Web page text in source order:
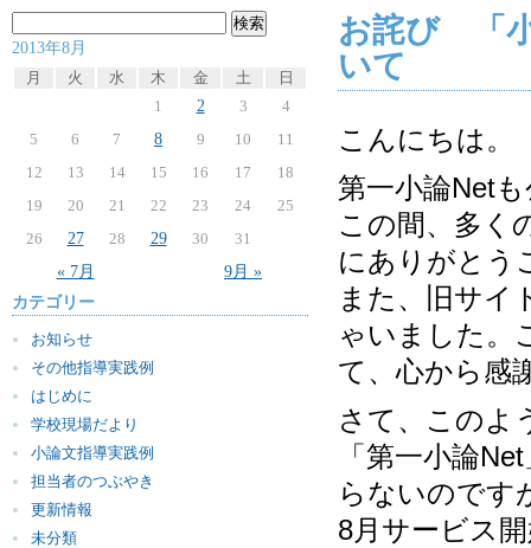
索:
2013年8月
月
火 水 木 金 土 日
« 7月 9月 »
1 2 3
4
5
6 7 8 9 10
11
12
13 14 15 16 17
18
19
20 21 22 23 24
25
26
27 28 29 30 31
カテゴリー
お知らせ
その他指導実践例
はじめに
学校現場だより
小論文指導実践例
担当者のつぶやき
更新情報
未分類
お詫び 「
いて
こんにちは。
第一小論Net
この間、多く
にありがとう
また、旧サイ
ゃいました。
て、心から感
さて、このよ
「第一小論
らないので
8月サービス